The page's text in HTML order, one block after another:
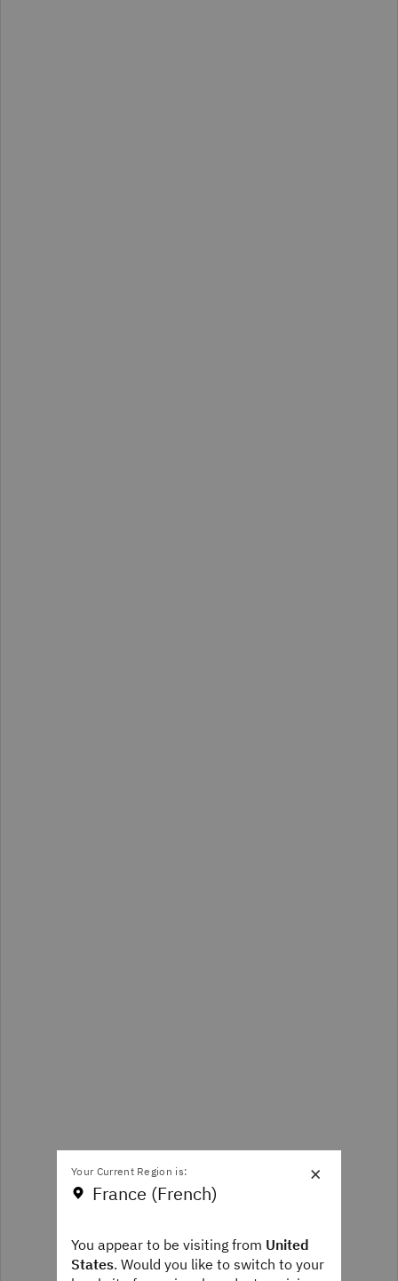
×
Your Current Region is:
France (French)
You appear to be visiting from United
States. Would you like to switch to your